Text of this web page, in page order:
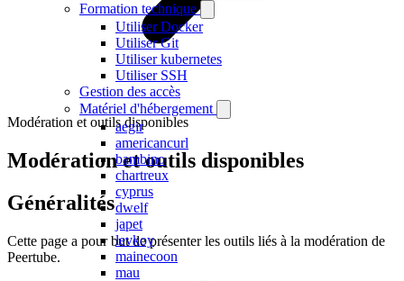
Formation technique
Utiliser Docker
Utiliser Git
Utiliser kubernetes
Utiliser SSH
Gestion des accès
Matériel d'hébergement
aegir
americancurl
bambino
chartreux
cyprus
dwelf
japet
levkoy
mainecoon
mau
Modération et outils disponibles
Modération et outils disponibles
Généralités
Cette page a pour but de présenter les outils liés à la modération de
Peertube.